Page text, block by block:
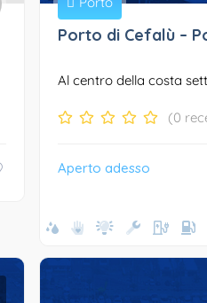
Porto di Cefalù –
Al centro della costa
(0
Aperto adesso